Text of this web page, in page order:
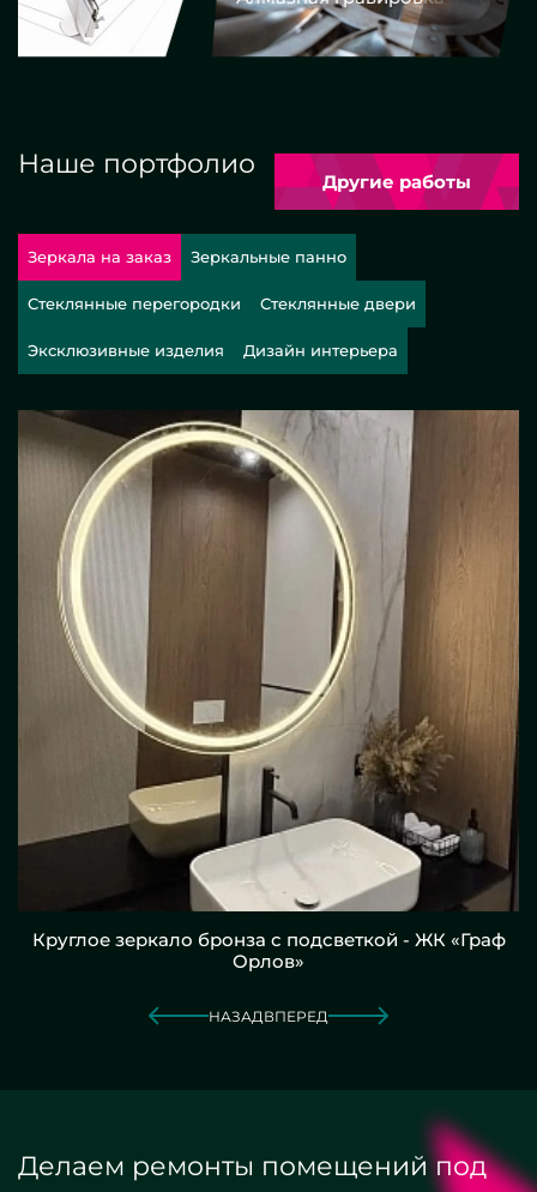
Наше портфолио
Другие работы
Зеркала на заказ Зеркальные панно
Стеклянные перегородки Стеклянные двери
Эксклюзивные изделия Дизайн интерьера
Круглое зеркало бронза с подсветкой - ЖК «Граф
Орлов»
НАЗАД ВПЕРЕД
Делаем ремонты помещений под